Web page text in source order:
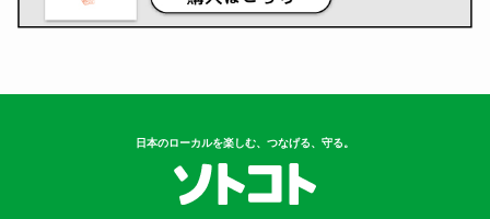
日本のローカルを楽しむ、つなげる、守る。